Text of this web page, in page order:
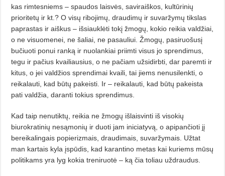
kas rimtesniems – spaudos laisvės, saviraiškos, kultūrinių
prioritetų ir kt.? O visų ribojimų, draudimų ir suvaržymų tikslas
paprastas ir aiškus – išsiauklėti tokį žmogų, kokio reikia valdžiai,
o ne visuomenei, ne šaliai, ne pasauliui. Žmogų, pasiruošusį
bučiuoti ponui ranką ir nuolankiai priimti visus jo sprendimus,
tegu ir pačius kvailiausius, o ne pačiam užsidirbti, dar paremti ir
kitus, o jei valdžios sprendimai kvaili, tai jiems nenusilenkti, o
reikalauti, kad būtų pakeisti. Ir – reikalauti, kad būtų pakeista
pati valdžia, daranti tokius sprendimus.
Kad taip nenutiktų, reikia ne žmogų išlaisvinti iš visokių
biurokratinių nesąmonių ir duoti jam iniciatyvą, o apipančioti jį
bereikalingais popierizmais, draudimais, suvaržymais. Užtat
man kartais kyla įspūdis, kad karantino metas kai kuriems mūsų
politikams yra lyg kokia treniruotė – ką čia toliau uždraudus.